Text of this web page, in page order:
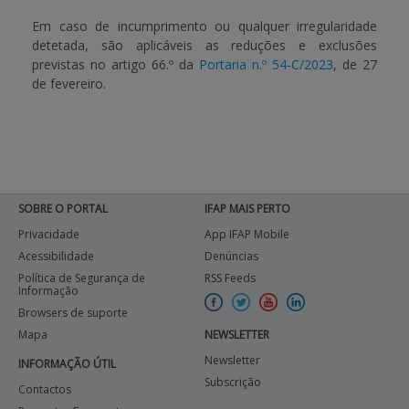
Em caso de incumprimento ou qualquer irregularidade
detetada, são aplicáveis as reduções e exclusões
previstas no artigo 66.º da Portaria n.º 54-C/2023, de 27
de fevereiro.
SOBRE O PORTAL
Privacidade
Acessibilidade
Política de Segurança de
Informação
Browsers de suporte
Mapa
INFORMAÇÃO ÚTIL
Contactos
IFAP MAIS PERTO
App IFAP Mobile
Denúncias
RSS Feeds
NEWSLETTER
Newsletter
Subscrição